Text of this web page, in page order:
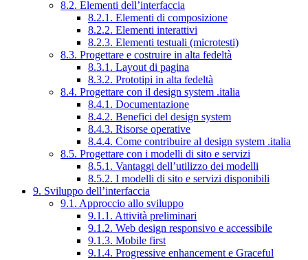
8.2. Elementi dell’interfaccia
8.2.1. Elementi di composizione
8.2.2. Elementi interattivi
8.2.3. Elementi testuali (microtesti)
8.3. Progettare e costruire in alta fedeltà
8.3.1. Layout di pagina
8.3.2. Prototipi in alta fedeltà
8.4. Progettare con il design system .italia
8.4.1. Documentazione
8.4.2. Benefici del design system
8.4.3. Risorse operative
8.4.4. Come contribuire al design system .italia
8.5. Progettare con i modelli di sito e servizi
8.5.1. Vantaggi dell’utilizzo dei modelli
8.5.2. I modelli di sito e servizi disponibili
9. Sviluppo dell’interfaccia
9.1. Approccio allo sviluppo
9.1.1. Attività preliminari
9.1.2. Web design responsivo e accessibile
9.1.3. Mobile first
9.1.4. Progressive enhancement e Graceful